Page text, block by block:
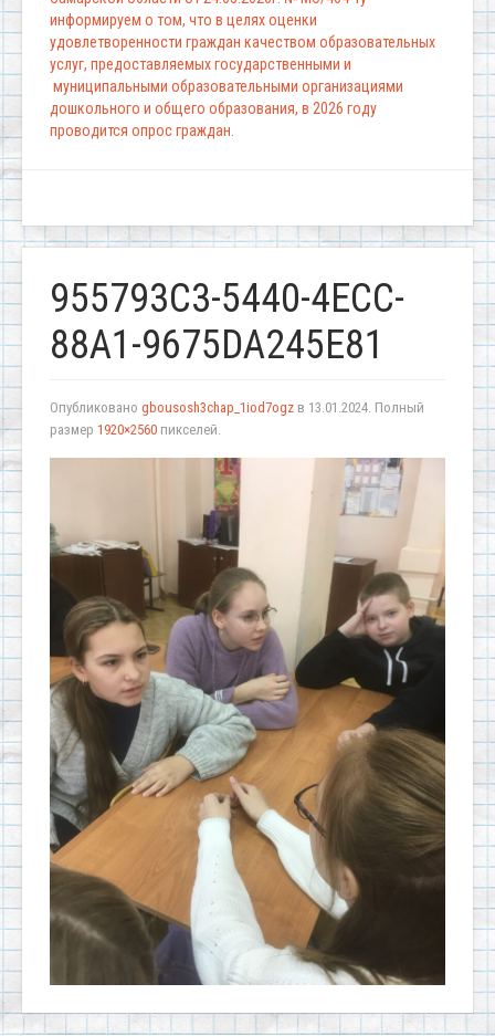
информируем о том, что в целях оценки
удовлетворенности граждан качеством образовательных
услуг, предоставляемых государственными и
муниципальными образовательными организациями
дошкольного и общего образования, в 2026 году
проводится опрос граждан.
955793C3-5440-4ECC-
88A1-9675DA245E81
Опубликовано gbousosh3chap_1iod7ogz в 13.01.2024. Полный
размер 1920×2560 пикселей.